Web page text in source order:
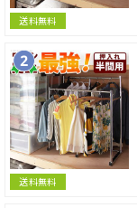
送料無料
送料無料